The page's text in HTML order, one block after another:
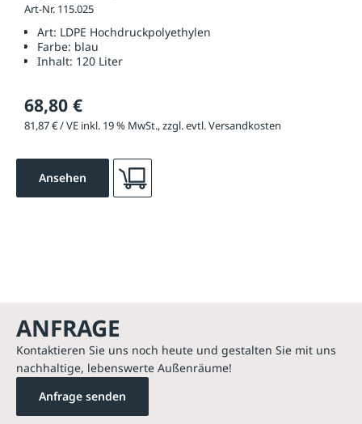
Art-Nr. 115.025
Art: LDPE Hochdruckpolyethylen
Farbe: blau
Inhalt: 120 Liter
68,80 €
81,87 € / VE inkl. 19 % MwSt., zzgl. evtl. Versandkosten
Ansehen
ANFRAGE
Kontaktieren Sie uns noch heute und gestalten Sie mit uns
nachhaltige, lebenswerte Außenräume!
Anfrage senden